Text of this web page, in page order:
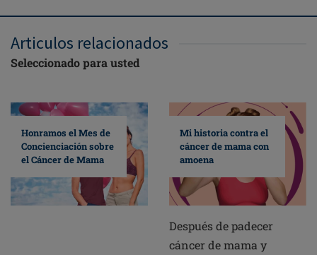
Articulos relacionados
Seleccionado para usted
Honramos el Mes de
Concienciación sobre
el Cáncer de Mama
Mi historia contra el
cáncer de mama con
amoena
Después de padecer
cáncer de mama y